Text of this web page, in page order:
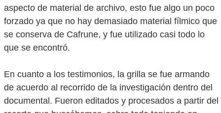
aspecto de material de archivo, esto fue algo un poco
forzado ya que no hay demasiado material fílmico que
se conserva de Cafrune, y fue utilizado casi todo lo
que se encontró.
En cuanto a los testimonios, la grilla se fue armando
de acuerdo al recorrido de la investigación dentro del
documental. Fueron editados y procesados a partir del